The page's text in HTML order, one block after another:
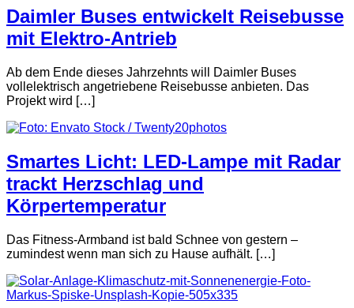
Daimler Buses entwickelt Reisebusse
mit Elektro-Antrieb
Ab dem Ende dieses Jahrzehnts will Daimler Buses
vollelektrisch angetriebene Reisebusse anbieten. Das
Projekt wird […]
Smartes Licht: LED-Lampe mit Radar
trackt Herzschlag und
Körpertemperatur
Das Fitness-Armband ist bald Schnee von gestern –
zumindest wenn man sich zu Hause aufhält. […]